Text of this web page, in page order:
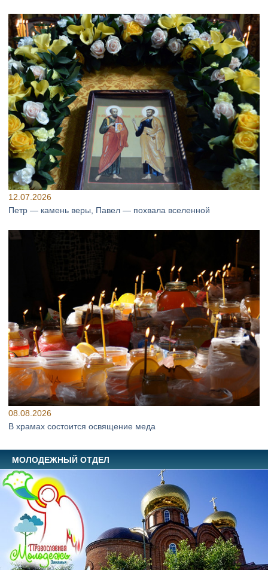
12.07.2026
Петр — камень веры, Павел — похвала вселенной
08.08.2026
В храмах состоится освящение меда
МОЛОДЕЖНЫЙ ОТДЕЛ